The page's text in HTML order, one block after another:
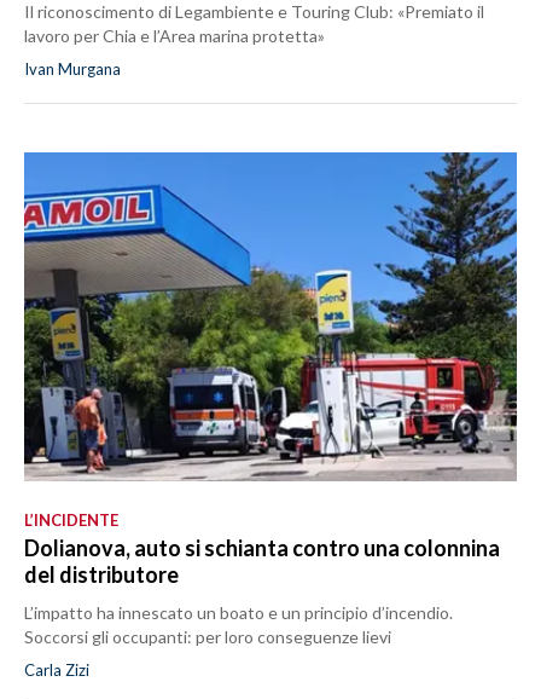
Il riconoscimento di Legambiente e Touring Club: «Premiato il
lavoro per Chia e l’Area marina protetta»
Ivan Murgana
L’INCIDENTE
Dolianova, auto si schianta contro una colonnina
del distributore
L’impatto ha innescato un boato e un principio d’incendio.
Soccorsi gli occupanti: per loro conseguenze lievi
Carla Zizi